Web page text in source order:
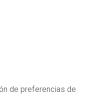
de preferencias de